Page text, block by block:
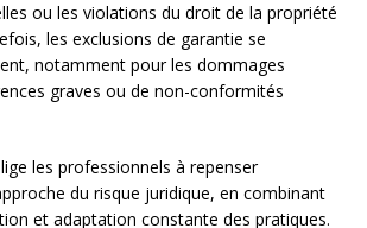
ou les violations du droit de la propriété
les exclusions de garantie se
notamment pour les dommages
graves ou de non-conformités
les professionnels à repenser
du risque juridique, en combinant
et adaptation constante des pratiques.